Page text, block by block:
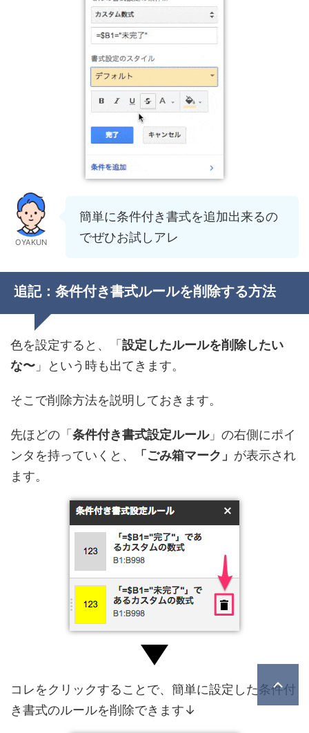
OYAKUN
簡単に条件付き書式を追加出来るの
でぜひお試しアレ
追記：条件付き書式ルールを削除する方法
色を設定すると、「 設定したルールを削除したい
な〜 」という時も出てきます。
そこで削除方法を説明しておきます。
先ほどの「 条件付き書式設定ルール」の右側にポイ
ンタを持っていくと、
「ごみ箱マーク」 が表示され
ます。
コレをクリックすることで、簡単に設定した条件付
き書式のルールを削除できます↓